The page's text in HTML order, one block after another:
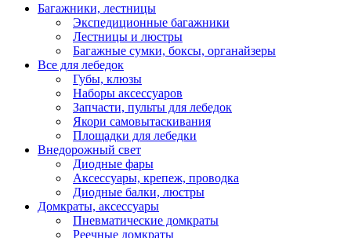
Багажники, лестницы
Экспедиционные багажники
Лестницы и люстры
Багажные сумки, боксы, органайзеры
Все для лебедок
Губы, клюзы
Наборы аксессуаров
Запчасти, пульты для лебедок
Якори самовытаскивания
Площадки для лебедки
Внедорожный свет
Диодные фары
Аксессуары, крепеж, проводка
Диодные балки, люстры
Домкраты, аксессуары
Пневматические домкраты
Реечные домкраты